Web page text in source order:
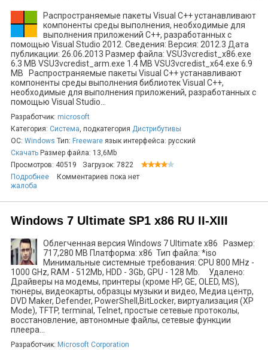
Распространяемые пакеты Visual C++ устанавливают
компоненты среды выполнения, необходимые для
выполнения приложений C++, разработанных с
помощью Visual Studio 2012. Сведения: Версия: 2012.3 Дата
публикации: 26.06.2013 Размер файла: VSU3vcredist_x86.exe
6.3 MB VSU3vcredist_arm.exe 1.4 MB VSU3vcredist_x64.exe 6.9
MB Распространяемые пакеты Visual C++ устанавливают
компоненты среды выполнения библиотек Visual C++,
необходимые для выполнения приложений, разработанных с
помощью Visual Studio...
Разработчик: microsoft
Категория: Система, подкатегория Дистрибутивы
ОС: Windows Тип: Freeware язык интерфейса: русский
Скачать Размер файла: 13,6Mb
Просмотров: 40519
Загрузок: 7822
Подробнее
Комментариев пока нет
жалоба
Windows 7 Ultimate SP1 x86 RU II-XIII
Облегченная версия Windows 7 Ultimate x86 Размер:
717,280 MB Платформа: x86 Тип файла: *iso
Минимальные системные требования: CPU 800 MHz -
1000 GHz, RAM - 512Mb, HDD - 3Gb, GPU - 128 Mb. Удалено:
Драйверы на модемы, принтеры (кроме HP, GE, OLED, MS),
тюнеры, видеокарты, образцы музыки и видео, Медиа центр,
DVD Maker, Defender, PowerShell,BitLocker, виртуализация (XP
Mode), TFTP, terminal, Telnet, простые сетевые протоколы,
восстановление, автономные файлы, сетевые функции
плеера...
Разработчик: Microsoft Corporation